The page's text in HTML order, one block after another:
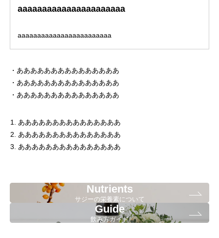
aaaaaaaaaaaaaaaaaaaaaa
aaaaaaaaaaaaaaaaaaaaaaaa
あああああああああああああああ
あああああああああああああああ
あああああああああああああああ
あああああああああああああああ
あああああああああああああああ
あああああああああああああああ
Nutrients
サジーの栄養素について
Guide
飲み方ガイド